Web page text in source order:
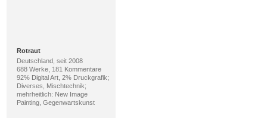
Rotraut
Deutschland, seit 2008
688 Werke, 181 Kommentare
92% Digital Art, 2% Druckgrafik;
Diverses, Mischtechnik;
mehrheitlich: New Image
Painting, Gegenwartskunst